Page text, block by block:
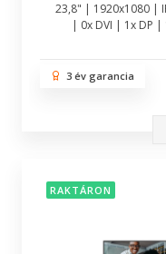
23,8" | 1920x1080 |
| 0x DVI | 1x DP |
3 év garancia
RAKTÁRON